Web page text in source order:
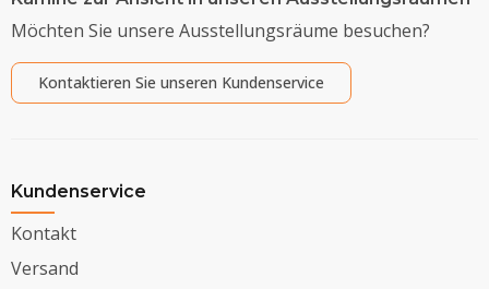
Möchten Sie unsere Ausstellungsräume besuchen?
Kontaktieren Sie unseren Kundenservice
Kundenservice
Kontakt
Versand